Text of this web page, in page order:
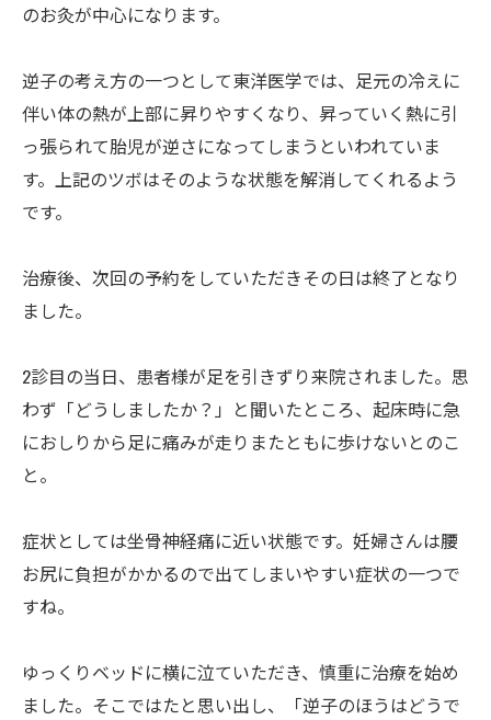
のお灸が中心になります。
逆子の考え方の一つとして東洋医学では、足元の冷えに
伴い体の熱が上部に昇りやすくなり、昇っていく熱に引
っ張られて胎児が逆さになってしまうといわれていま
す。上記のツボはそのような状態を解消してくれるよう
です。
治療後、次回の予約をしていただきその日は終了となり
ました。
2診目の当日、患者様が足を引きずり来院されました。思
わず「どうしましたか？」と聞いたところ、起床時に急
におしりから足に痛みが走りまたともに歩けないとのこ
と。
症状としては坐骨神経痛に近い状態です。妊婦さんは腰
お尻に負担がかかるので出てしまいやすい症状の一つで
すね。
ゆっくりベッドに横に泣ていただき、慎重に治療を始め
ました。そこではたと思い出し、「逆子のほうはどうで